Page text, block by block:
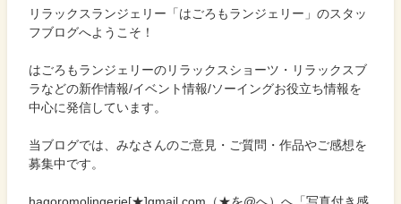
リラックスランジェリー「はごろもランジェリー」のスタッ
フブログへようこそ！
はごろもランジェリーのリラックスショーツ・リラックスブ
ラなどの新作情報/イベント情報/ソーイングお役立ち情報を
中心に発信しています。
当ブログでは、みなさんのご意見・ご質問・作品やご感想を
募集中です。
hagoromolingerie[★]gmail.com（★を@へ）へ「写真付き感